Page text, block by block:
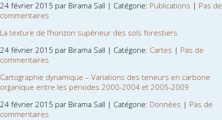
24 février 2015 par Birama Sall | Catégorie: Publications | Pas de
commentaires
La texture de l’horizon supérieur des sols forestiers
24 février 2015 par Birama Sall | Catégorie: Cartes | Pas de
commentaires
Cartographie dynamique – Variations des teneurs en carbone
organique entre les périodes 2000-2004 et 2005-2009
24 février 2015 par Birama Sall | Catégorie: Données | Pas de
commentaires